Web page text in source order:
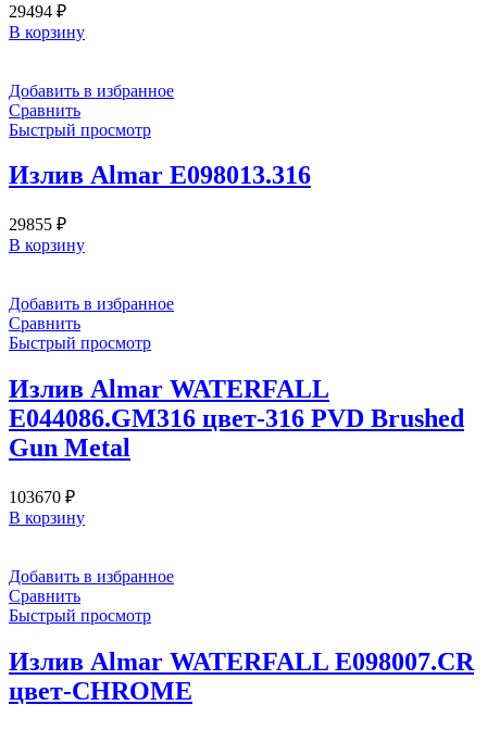
29494 ₽
В корзину
Добавить в избранное
Сравнить
Быстрый просмотр
Излив Almar E098013.316
29855 ₽
В корзину
Добавить в избранное
Сравнить
Быстрый просмотр
Излив Almar WATERFALL
E044086.GM316 цвет-316 PVD Brushed
Gun Metal
103670 ₽
В корзину
Добавить в избранное
Сравнить
Быстрый просмотр
Излив Almar WATERFALL E098007.CR
цвет-CHROME